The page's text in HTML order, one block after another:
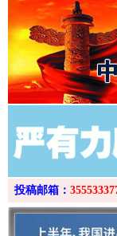
投稿邮箱：